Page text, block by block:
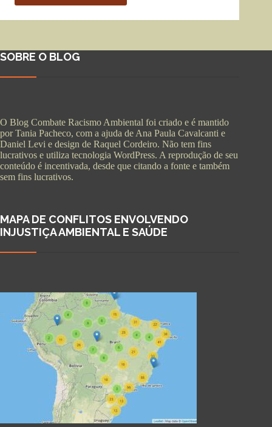
SOBRE O BLOG
O Blog Combate Racismo Ambiental foi criado e é mantido
por Tania Pacheco, com a ajuda de Ana Paula Cavalcanti e
Daniel Levi e design de Raquel Cordeiro. Não tem fins
lucrativos e utiliza tecnologia WordPress. A reprodução de seu
conteúdo é incentivada, desde que citando a fonte e também
sem fins lucrativos.
MAPA DE CONFLITOS ENVOLVENDO
INJUSTIÇA AMBIENTAL E SAÚDE